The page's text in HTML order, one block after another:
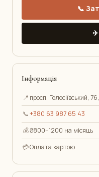
📞
✈️
Інформація
📍 просп. Голосіївський,
📞+380 63 987 65 43
💰₴800–1200 на місяць
💳Оплата картою